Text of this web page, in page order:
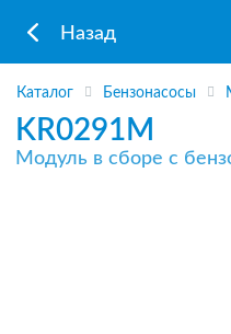
Назад
Каталог Бензонасосы
KR0291M
Модуль в сборе с